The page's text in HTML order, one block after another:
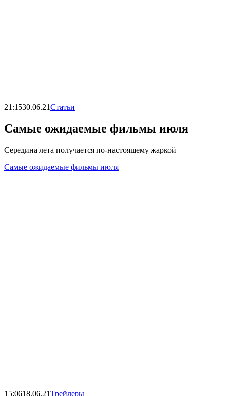
21:1530.06.21Статьи
Самые ожидаемые фильмы июля
Середина лета получается по-настоящему жаркой
Самые ожидаемые фильмы июля
15:0618.06.21Трейлеры